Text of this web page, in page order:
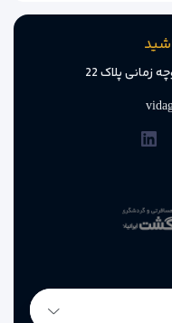
زمانی پلاک 22